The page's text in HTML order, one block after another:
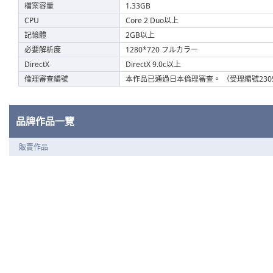
檔案容量
1.33GB
CPU
Core 2 Duo以上
記憶體
2GB以上
必要解析度
1280*720 フルカラー
DirectX
DirectX 9.0c以上
倫理審查編號
本作品已通過日本倫理審查。 （受理編號
品牌作品一覽
販賣作品